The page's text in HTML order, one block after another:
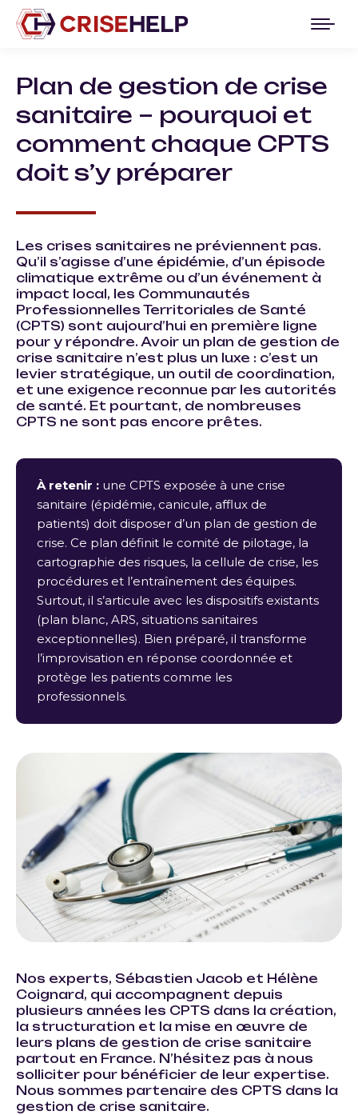
Plan de gestion de crise
sanitaire – pourquoi et
comment chaque CPTS
doit s’y préparer
Les crises sanitaires ne préviennent pas.
Qu’il s’agisse d’une épidémie, d’un épisode
climatique extrême ou d’un événement à
impact local, les Communautés
Professionnelles Territoriales de Santé
(CPTS) sont aujourd’hui en première ligne
pour y répondre. Avoir un plan de gestion de
crise sanitaire n’est plus un luxe : c’est un
levier stratégique, un outil de coordination,
et une exigence reconnue par les autorités
de santé. Et pourtant, de nombreuses
CPTS ne sont pas encore prêtes.
À retenir : une CPTS exposée à une crise
sanitaire (épidémie, canicule, afflux de
patients) doit disposer d’un plan de gestion de
crise. Ce plan définit le comité de pilotage, la
cartographie des risques, la cellule de crise, les
procédures et l’entraînement des équipes.
Surtout, il s’articule avec les dispositifs existants
(plan blanc, ARS, situations sanitaires
exceptionnelles). Bien préparé, il transforme
l’improvisation en réponse coordonnée et
protège les patients comme les
professionnels.
Nos experts, Sébastien Jacob et Hélène
Coignard, qui accompagnent depuis
plusieurs années les CPTS dans la création,
la structuration et la mise en œuvre de
leurs plans de gestion de crise sanitaire
partout en France. N’hésitez pas à nous
solliciter pour bénéficier de leur expertise.
Nous sommes partenaire des CPTS dans la
gestion de crise sanitaire.